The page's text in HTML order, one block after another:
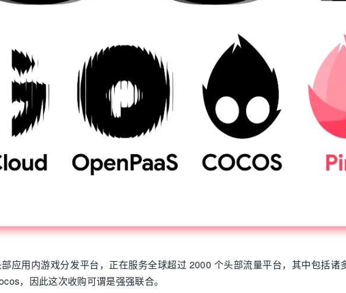
应用内游戏分发平台，正在服务全球超过 2000 个头部流量平台，其中包括
，因此这次收购可谓是强强联合。